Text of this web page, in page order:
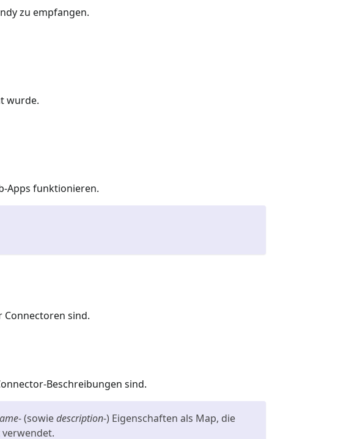
zu empfangen.
wurde.
Apps funktionieren.
Connectoren sind.
Beschreibungen sind.
- (sowiedescription-) Eigenschaften als Map, die
verwendet.